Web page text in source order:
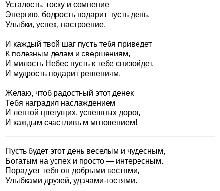
Усталость, тоску и сомнение,
Энергию, бодрость подарит пусть день,
Улыбки, успех, настроение.
И каждый твой шаг пусть тебя приведет
К полезным делам и свершениям,
И милость Небес пусть к тебе снизойдет,
И мудрость подарит решениям.
Желаю, чтоб радостный этот денек
Тебя наградил наслаждением
И лентой цветущих, успешных дорог,
И каждым счастливым мгновением!
Пусть будет этот день веселым и чудесным,
Богатым на успех и просто — интересным,
Порадует тебя он добрыми вестями,
Улыбками друзей, удачами-гостями.